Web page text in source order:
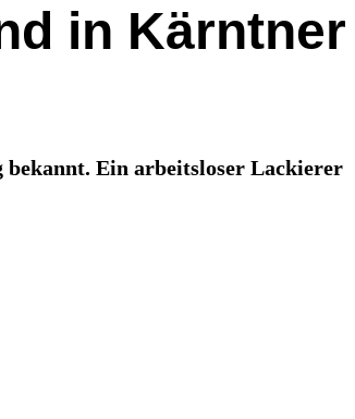
in Kärntner
bekannt. Ein arbeitsloser Lackierer